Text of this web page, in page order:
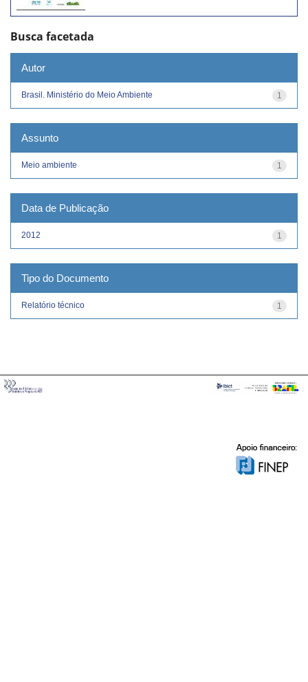
Busca facetada
Autor
1
Brasil. Ministério do Meio Ambiente
Assunto
1
Meio ambiente
Data de Publicação
1
2012
Tipo do Documento
1
Relatório técnico